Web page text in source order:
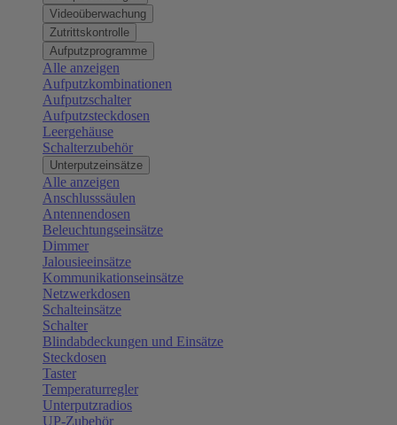
Videoüberwachung
Zutrittskontrolle
Aufputzprogramme
Alle anzeigen
Aufputzkombinationen
Aufputzschalter
Aufputzsteckdosen
Leergehäuse
Schalterzubehör
Unterputzeinsätze
Alle anzeigen
Anschlusssäulen
Antennendosen
Beleuchtungseinsätze
Dimmer
Jalousieeinsätze
Kommunikationseinsätze
Netzwerkdosen
Schalteinsätze
Schalter
Blindabdeckungen und Einsätze
Steckdosen
Taster
Temperaturregler
Unterputzradios
UP-Zubehör